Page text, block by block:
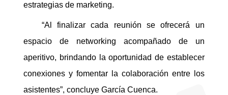
estrategias de marketing.
“Al finalizar cada reunión se ofrecerá un
espacio de networking acompañado de un
aperitivo, brindando la oportunidad de establecer
conexiones y fomentar la colaboración entre los
asistentes”, concluye García Cuenca.